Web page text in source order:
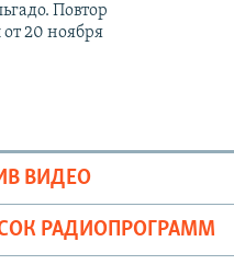
Повтор
20 ноября
ВИДЕО
РАДИОПРОГРАММ